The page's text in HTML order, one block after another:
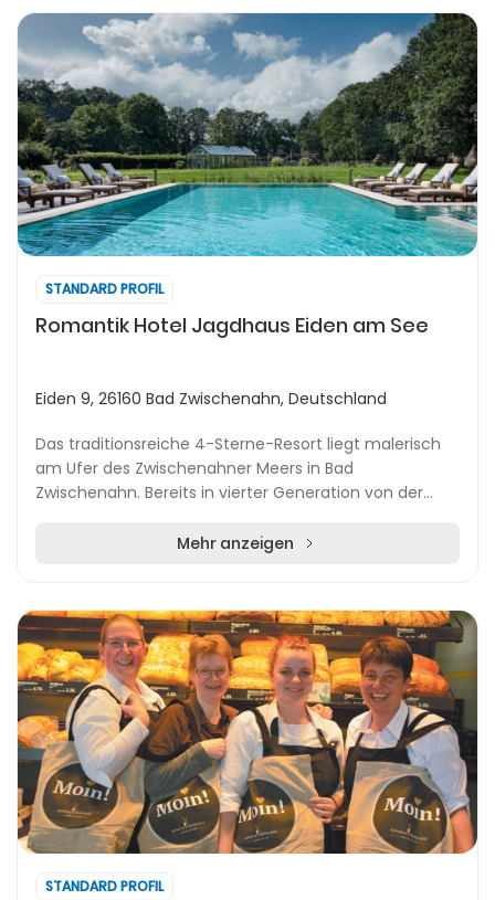
STANDARD PROFIL
Romantik Hotel Jagdhaus Eiden am See
Eiden 9, 26160 Bad Zwischenahn, Deutschland
Das traditionsreiche 4-Sterne-Resort liegt malerisch
am Ufer des Zwischenahner Meers in Bad
Zwischenahn. Bereits in vierter Generation von der
Mehr anzeigen
STANDARD PROFIL